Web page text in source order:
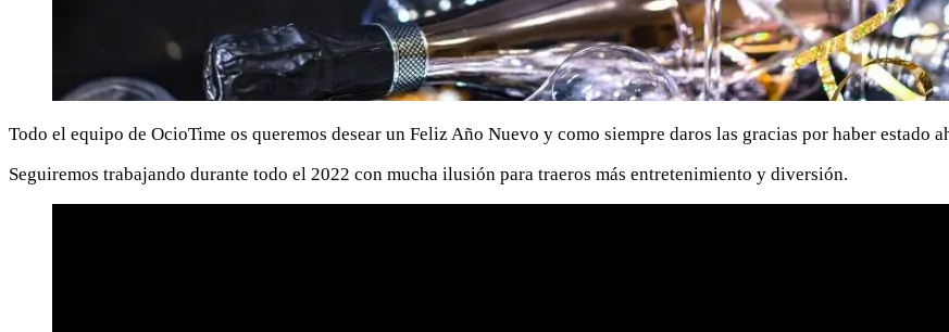
Todo el equipo de OcioTime os queremos desear un Feliz Año Nuevo y como siempre daros las gracias por haber estado
Seguiremos trabajando durante todo el 2022 con mucha ilusión para traeros más entretenimiento y diversión.